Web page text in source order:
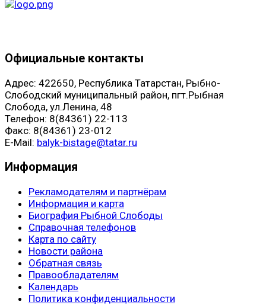
Официальные контакты
Адрес: 422650, Республика Татарстан, Рыбно-
Слободский муниципальный район, пгт.Рыбная
Слобода, ул.Ленина, 48
Телефон: 8(84361) 22-113
Факс: 8(84361) 23-012
E-Mail: balyk-bistage@tatar.ru
Информация
Рекламодателям и партнёрам
Информация и карта
Биография Рыбной Слободы
Справочная телефонов
Карта по сайту
Новости района
Обратная связь
Правообладателям
Календарь
Политика конфиденциальности